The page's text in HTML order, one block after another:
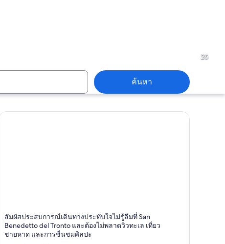
25
ค้นหา
San Benedetto del Tronto
ชายหาด, ทะเล, ท่าจอดเรือ
สัมผัสประสบการณ์เดินทางประทับใจไม่รู้ลืมที่ San
Benedetto del Tronto และต้องไม่พลาดวิวทะเล เที่ยว
ชายหาด และการชื่นชมศิลปะ